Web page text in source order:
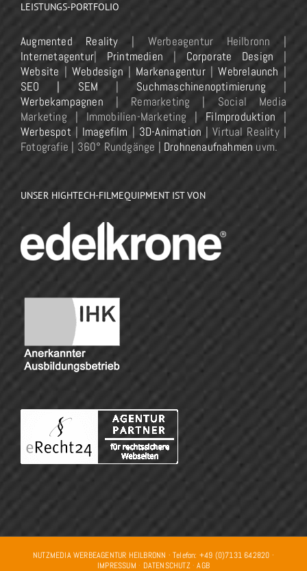
LEISTUNGS-PORTFOLIO
Augmented Reality | Werbeagentur Heilbronn |
Internetagentur| Printmedien | Corporate Design |
Website | Webdesign | Markenagentur|Webrelaunch |
SEO | SEM | Suchmaschinenoptimierung |
Werbekampagnen | Remarketing | Social Media
Marketing | Immobilien-Marketing | Filmproduktion |
Werbespot | Imagefilm | 3D-Animation | Virtual Reality |
Fotografie | 360° Rundgänge | Drohnenaufnahmen uvm.
UNSER HIGHTECH-FILMEQUIPMENT IST VON
NUTZMEDIA WERBEAGENTUR HEILBRONN · Telefon: +49 (0)7131 642820 ·
IMPRESSUM · DATENSCHUTZ·AGB